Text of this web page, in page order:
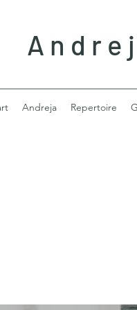
A n d r e
Andreja Repertoire